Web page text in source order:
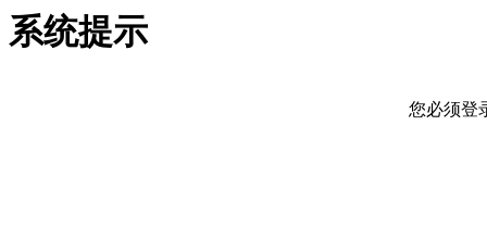
系统提示
您必须登